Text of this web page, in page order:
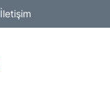
İletişim